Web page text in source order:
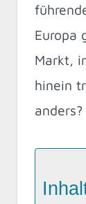
Europa
Markt,
hinein
anders?